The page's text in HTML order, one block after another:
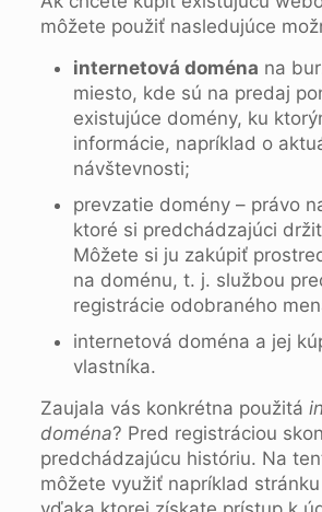
môžete použiť nasledujúce
internetová doména na
miesto, kde sú na predaj
existujúce domény, ku
informácie, napríklad o
návštevnosti;
prevzatie domény – právo
ktoré si predchádzajúci
Môžete si ju zakúpiť
na doménu, t. j. službou
registrácie odobraného
internetová doména a jej
vlastníka.
Zaujala vás konkrétna použitá
doména? Pred registráciou
predchádzajúcu históriu. Na
môžete využiť napríklad